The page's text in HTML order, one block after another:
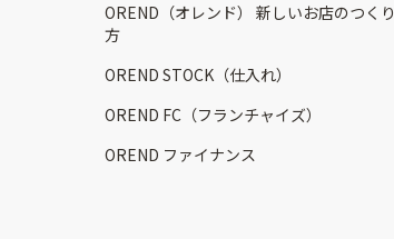
OREND（オレンド） 新しいお店のつくり
方
OREND STOCK（仕入れ）
OREND FC（フランチャイズ）
OREND ファイナンス